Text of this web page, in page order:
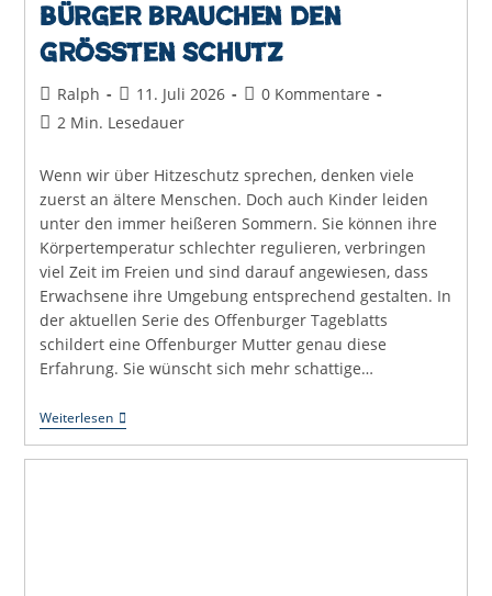
Bürger brauchen den
größten Schutz
Beitrags-
Autor:
Ralph
Beitrag
veröffentlicht:
11. Juli 2026
Beitrags-
0 Kommentare
Lesedauer:
2 Min. Lesedauer
Wenn wir über Hitzeschutz sprechen, denken viele
zuerst an ältere Menschen. Doch auch Kinder leiden
unter den immer heißeren Sommern. Sie können ihre
Körpertemperatur schlechter regulieren, verbringen
viel Zeit im Freien und sind darauf angewiesen, dass
Erwachsene ihre Umgebung entsprechend gestalten. In
der aktuellen Serie des Offenburger Tageblatts
schildert eine Offenburger Mutter genau diese
Erfahrung. Sie wünscht sich mehr schattige…
WeiterlesenUli
Hört
Zu: